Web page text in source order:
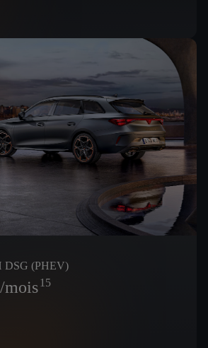
DSG (PHEV)
mois15